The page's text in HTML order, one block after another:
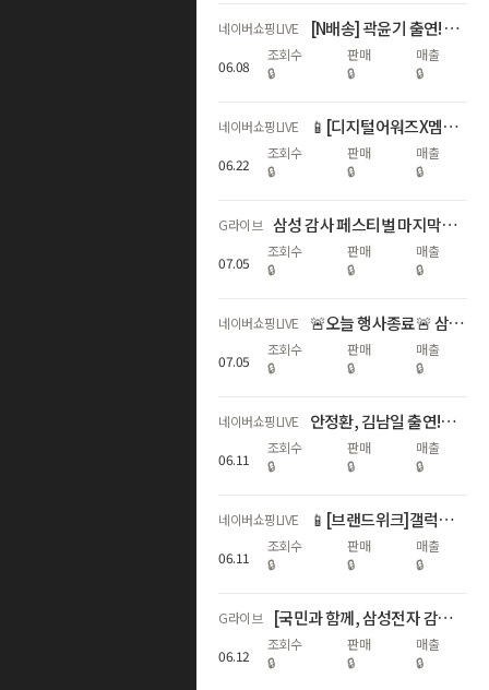
네이버쇼핑LIVE [N배송] 곽윤기 출연! S26 서클투서치🔎추가적립3%+N포인트추가증정
06.08
조회수
🔒
판매
🔒
매출
🔒
네이버쇼핑LIVE 📱[디지털어워즈X멤버십데이]갤럭시자급제 쇼마젠시 역대급 추가적립 라이브
06.22
조회수
🔒
판매
🔒
매출
🔒
G라이브 삼성 감사 페스티벌 마지막날⏰갤럭시 다품목 역대급 혜택
07.05
조회수
🔒
판매
🔒
매출
🔒
네이버쇼핑LIVE 🚨오늘 행사종료🚨 삼성 갤럭시 디지털 온누리상품권 20% 라스트 찬스
07.05
조회수
🔒
판매
🔒
매출
🔒
네이버쇼핑LIVE 안정환, 김남일 출연!갤럭시 S26 국민과 함께, 삼성전자 감사 페스티벌
06.11
조회수
🔒
판매
🔒
매출
🔒
네이버쇼핑LIVE 📱[브랜드위크]갤럭시 자급제 전모델 쇼마젠시 추가적립 라이브📱
06.11
조회수
🔒
판매
🔒
매출
🔒
G라이브 [국민과 함께, 삼성전자 감사 페스티벌] 갤럭시다품목
06.12
조회수
🔒
판매
🔒
매출
🔒